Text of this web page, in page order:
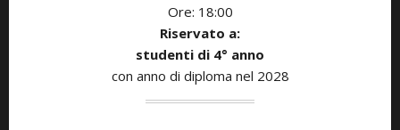
Ore: 18:00
Riservato a:
studenti di 4° anno
con anno di diploma nel 2028